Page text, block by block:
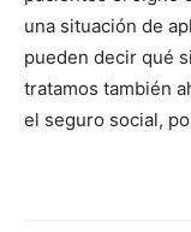
una situación de
pueden decir qué
tratamos también
el seguro social,